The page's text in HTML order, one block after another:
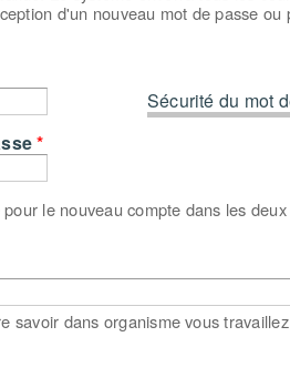
d'un nouveau mot de passe
Sécurité du mot
*
le nouveau compte dans les
savoir dans organisme vous